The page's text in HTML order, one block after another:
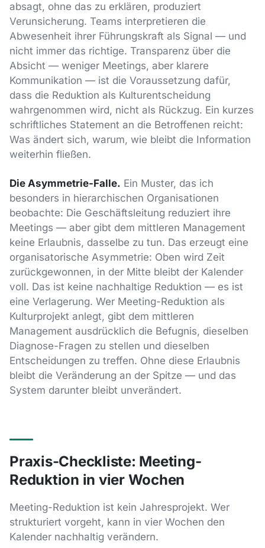
absagt, ohne das zu erklären, produziert
Verunsicherung. Teams interpretieren die
Abwesenheit ihrer Führungskraft als Signal — und
nicht immer das richtige. Transparenz über die
Absicht — weniger Meetings, aber klarere
Kommunikation — ist die Voraussetzung dafür,
dass die Reduktion als Kulturentscheidung
wahrgenommen wird, nicht als Rückzug. Ein kurzes
schriftliches Statement an die Betroffenen reicht:
Was ändert sich, warum, wie bleibt die Information
weiterhin fließen.
Die Asymmetrie-Falle. Ein Muster, das ich
besonders in hierarchischen Organisationen
beobachte: Die Geschäftsleitung reduziert ihre
Meetings — aber gibt dem mittleren Management
keine Erlaubnis, dasselbe zu tun. Das erzeugt eine
organisatorische Asymmetrie: Oben wird Zeit
zurückgewonnen, in der Mitte bleibt der Kalender
voll. Das ist keine nachhaltige Reduktion — es ist
eine Verlagerung. Wer Meeting-Reduktion als
Kulturprojekt anlegt, gibt dem mittleren
Management ausdrücklich die Befugnis, dieselben
Diagnose-Fragen zu stellen und dieselben
Entscheidungen zu treffen. Ohne diese Erlaubnis
bleibt die Veränderung an der Spitze — und das
System darunter bleibt unverändert.
Praxis-Checkliste: Meeting-
Reduktion in vier Wochen
Meeting-Reduktion ist kein Jahresprojekt. Wer
strukturiert vorgeht, kann in vier Wochen den
Kalender nachhaltig verändern.